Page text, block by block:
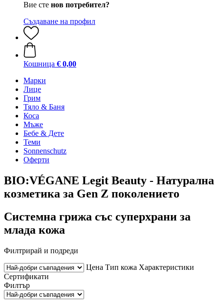
Вие сте нов потребител?
Създаване на профил
Кошница € 0,00
Марки
Лице
Грим
Тяло & Баня
Коса
Мъже
Бебе & Дете
Теми
Sonnenschutz
Оферти
BIO:VÉGANE Legit Beauty - Натурална
козметика за Gen Z поколението
Системна грижа със суперхрани за
млада кожа
Филтрирай и подреди
Цена Тип кожа Характеристики
Сертификати
Филтър